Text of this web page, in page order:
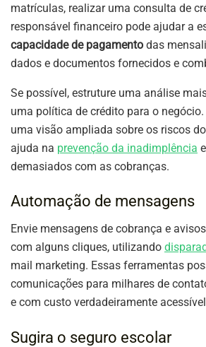
matrículas, realizar uma consulta de
responsável financeiro pode ajudar a
capacidade de pagamento das
dados e documentos fornecidos e
Se possível, estruture uma análise
uma política de crédito para o
uma visão ampliada sobre os riscos
ajuda na prevenção da inadimplência
demasiados com as cobranças.
Automação de mensagens
Envie mensagens de cobrança e
com alguns cliques, utilizando
mail marketing. Essas ferramentas
comunicações para milhares de
e com custo verdadeiramente
Sugira o seguro escolar